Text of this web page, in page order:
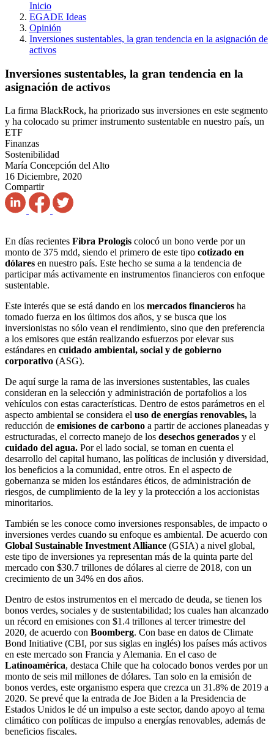
Inicio
EGADE Ideas
Opinión
Inversiones sustentables, la gran tendencia en la asignación de
activos
Inversiones sustentables, la gran tendencia en la
asignación de activos
La firma BlackRock, ha priorizado sus inversiones en este segmento
y ha colocado su primer instrumento sustentable en nuestro país, un
ETF
Finanzas
Sostenibilidad
María Concepción del Alto
16 Diciembre, 2020
Compartir
En días recientes Fibra Prologis colocó un bono verde por un
monto de 375 mdd, siendo el primero de este tipo cotizado en
dólares en nuestro país. Este hecho se suma a la tendencia de
participar más activamente en instrumentos financieros con enfoque
sustentable.
Este interés que se está dando en los mercados financieros ha
tomado fuerza en los últimos dos años, y se busca que los
inversionistas no sólo vean el rendimiento, sino que den preferencia
a los emisores que están realizando esfuerzos por elevar sus
estándares en cuidado ambiental, social y de gobierno
corporativo (ASG).
De aquí surge la rama de las inversiones sustentables, las cuales
consideran en la selección y administración de portafolios a los
vehículos con estas características. Dentro de estos parámetros en el
aspecto ambiental se considera el uso de energías renovables, la
reducción de emisiones de carbono a partir de acciones planeadas y
estructuradas, el correcto manejo de los desechos generados y el
cuidado del agua. Por el lado social, se toman en cuenta el
desarrollo del capital humano, las políticas de inclusión y diversidad,
los beneficios a la comunidad, entre otros. En el aspecto de
gobernanza se miden los estándares éticos, de administración de
riesgos, de cumplimiento de la ley y la protección a los accionistas
minoritarios.
También se les conoce como inversiones responsables, de impacto o
inversiones verdes cuando su enfoque es ambiental. De acuerdo con
Global Sustainable Investment Alliance (GSIA) a nivel global,
este tipo de inversiones ya representan más de la quinta parte del
mercado con $30.7 trillones de dólares al cierre de 2018, con un
crecimiento de un 34% en dos años.
Dentro de estos instrumentos en el mercado de deuda, se tienen los
bonos verdes, sociales y de sustentabilidad; los cuales han alcanzado
un récord en emisiones con $1.4 trillones al tercer trimestre del
2020, de acuerdo con Boomberg. Con base en datos de Climate
Bond Initiative (CBI, por sus siglas en inglés) los países más activos
en este mercado son Francia y Alemania. En el caso de
Latinoamérica, destaca Chile que ha colocado bonos verdes por un
monto de seis mil millones de dólares. Tan solo en la emisión de
bonos verdes, este organismo espera que crezca un 31.8% de 2019 a
2020. Se prevé que la entrada de Joe Biden a la Presidencia de
Estados Unidos le dé un impulso a este sector, dando apoyo al tema
climático con políticas de impulso a energías renovables, además de
beneficios fiscales.